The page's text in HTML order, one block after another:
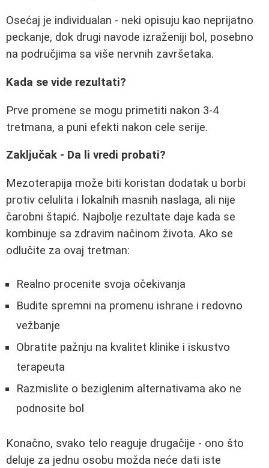
Osećaj je individualan - neki opisuju kao neprijatno
peckanje, dok drugi navode izraženiji bol, posebno
na područjima sa više nervnih završetaka.
Kada se vide rezultati?
Prve promene se mogu primetiti nakon 3-4
tretmana, a puni efekti nakon cele serije.
Zaključak - Da li vredi probati?
Mezoterapija može biti koristan dodatak u borbi
protiv celulita i lokalnih masnih naslaga, ali nije
čarobni štapić. Najbolje rezultate daje kada se
kombinuje sa zdravim načinom života. Ako se
odlučite za ovaj tretman:
Realno procenite svoja očekivanja
Budite spremni na promenu ishrane i redovno
vežbanje
Obratite pažnju na kvalitet klinike i iskustvo
terapeuta
Razmislite o beziglenim alternativama ako ne
podnosite bol
Konačno, svako telo reaguje drugačije - ono što
deluje za jednu osobu možda neće dati iste